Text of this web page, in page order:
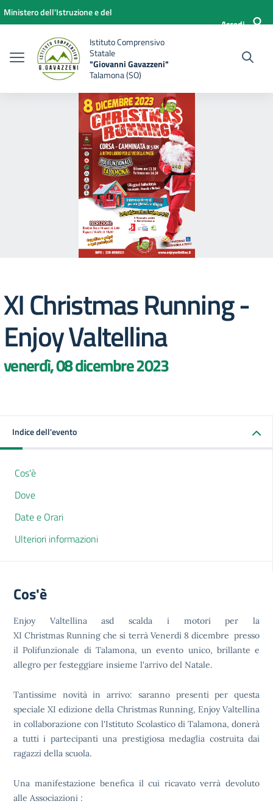
Vai ai contenuti
Vai al menu di navigazione
Vai al footer
Ministero dell'Istruzione e del
Accedi
Istituto Comprensivo
Statale
"Giovanni Gavazzeni"
Talamona (SO)
XI Christmas Running -
Enjoy Valtellina
venerdì, 08 dicembre 2023
Indice dell'evento
Cos'è
Dove
Date e Orari
Ulteriori informazioni
Cos'è
Enjoy Valtellina asdscalda i motori per la
XI Christmas Running che si terrà Venerdì 8 dicembre presso
il Polifunzionale di Talamona, un evento unico, brillante e
allegro per festeggiare insieme l'arrivo del Natale.
Tantissime novità in arrivo: saranno presenti per questa
speciale XI edizione della Christmas Running, Enjoy Valtellina
in collaborazione con l'Istituto Scolastico di Talamona, donerà
a tutti i partecipanti una prestigiosa medaglia costruita dai
ragazzi della scuola.
Una manifestazione benefica il cui ricavato verrà devoluto
alle Associazioni :